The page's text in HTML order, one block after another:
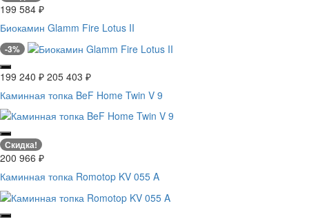
199 584 ₽
Биокамин Glamm Fire Lotus II
-3%
199 240 ₽ 205 403 ₽
Каминная топка BeF Home Twin V 9
Скидка!
200 966 ₽
Каминная топка Romotop KV 055 A